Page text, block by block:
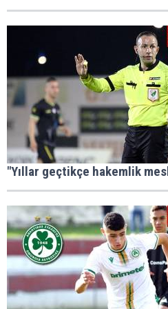
"Yıllar geçtikçe hakemlik